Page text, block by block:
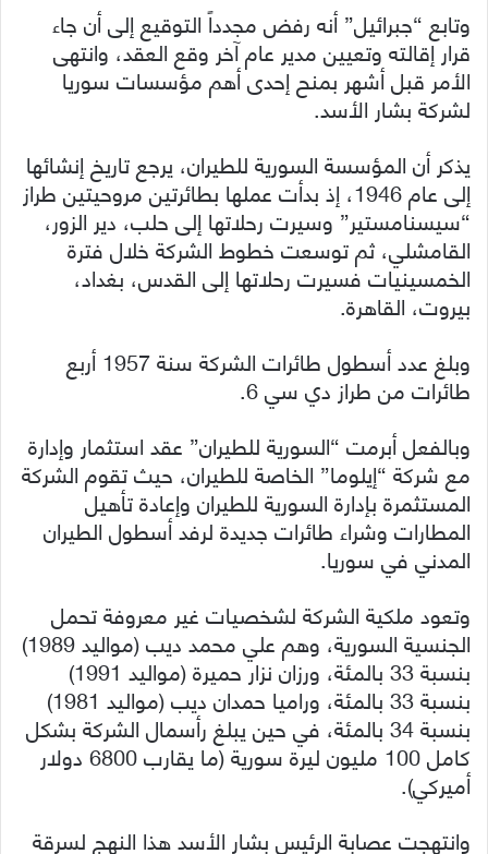
وتابع “جبرائيل” أنه رفض مجدداً التوقيع إلى أن جاء
قرار إقالته وتعيين مدير عام آخر وقع العقد، وانتهى
الأمر قبل أشهر بمنح إحدى أهم مؤسسات سوريا
لشركة بشار الأسد.
يذكر أن المؤسسة السورية للطيران، يرجع تاريخ إنشائها
إلى عام 1946، إذ بدأت عملها بطائرتين مروحيتين طراز
“سيسنامستير” وسيرت رحلاتها إلى حلب، دير الزور،
القامشلي، ثم توسعت خطوط الشركة خلال فترة
الخمسينيات فسيرت رحلاتها إلى القدس، بغداد،
بيروت، القاهرة.
وبلغ عدد أسطول طائرات الشركة سنة 1957 أربع
طائرات من طراز دي سي 6.
وبالفعل أبرمت “السورية للطيران” عقد استثمار وإدارة
مع شركة “إيلوما” الخاصة للطيران، حيث تقوم الشركة
المستثمرة بإدارة السورية للطيران وإعادة تأهيل
المطارات وشراء طائرات جديدة لرفد أسطول الطيران
المدني في سوريا.
وتعود ملكية الشركة لشخصيات غير معروفة تحمل
الجنسية السورية، وهم علي محمد ديب (مواليد 1989)
بنسبة 33 بالمئة، ورزان نزار حميرة (مواليد 1991)
بنسبة 33 بالمئة، وراميا حمدان ديب (مواليد 1981)
بنسبة 34 بالمئة، في حين يبلغ رأسمال الشركة بشكل
كامل 100 مليون ليرة سورية (ما يقارب 6800 دولار
أميركي).
وانتهجت عصابة الرئيس بشار الأسد هذا النهج لسرقة